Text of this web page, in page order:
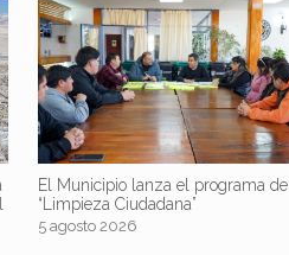
El Municipio lanza el programa de
“Limpieza Ciudadana”
5 agosto 2026